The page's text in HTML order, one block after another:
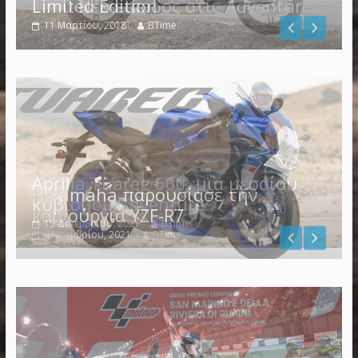
Limited Edition
11 Μαρτίου, 2018 BTime
Η Yamaha παρουσίασε την
καινούργια YZF-R7
4 Νοεμβρίου, 2021 BTime